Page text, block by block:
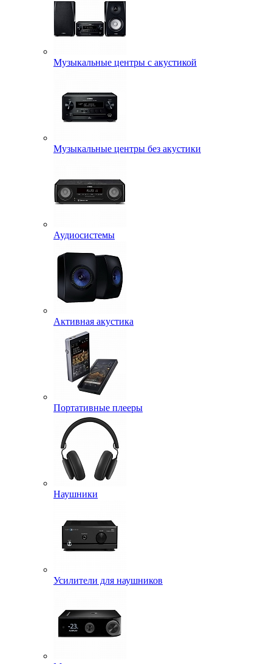
Музыкальные центры с акустикой
Музыкальные центры без акустики
Аудиосистемы
Активная акустика
Портативные плееры
Наушники
Усилители для наушников